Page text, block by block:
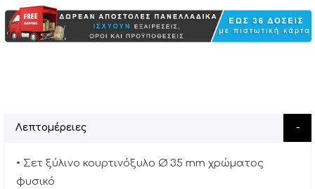
Λεπτομέρειες
• Σετ ξύλινο κουρτινόξυλο Ø 35 mm χρώματος
φυσικό